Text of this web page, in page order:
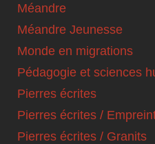
Méandre
Méandre Jeunesse
Monde en migrations
Pédagogie et sciences
Pierres écrites
Pierres écrites /
Pierres écrites / Granits